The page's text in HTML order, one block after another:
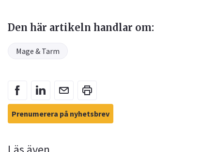
Den här artikeln handlar om:
Mage & Tarm
Prenumerera på nyhetsbrev